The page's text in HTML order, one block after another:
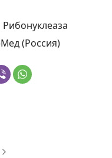
Рибонуклеаза
(Россия)